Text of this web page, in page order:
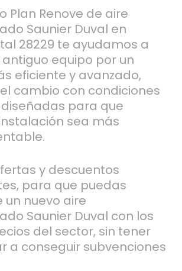
Plan Renove de aire
Saunier Duval en
28229 te ayudamos a
equipo por un
eficiente y avanzado,
cambio con condiciones
para que
sea más
y descuentos
para que puedas
un nuevo aire
Saunier Duval con los
del sector, sin tener
a conseguir subvenciones